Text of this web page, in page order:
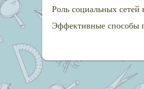
Роль социальных сетей
Эффективные способы